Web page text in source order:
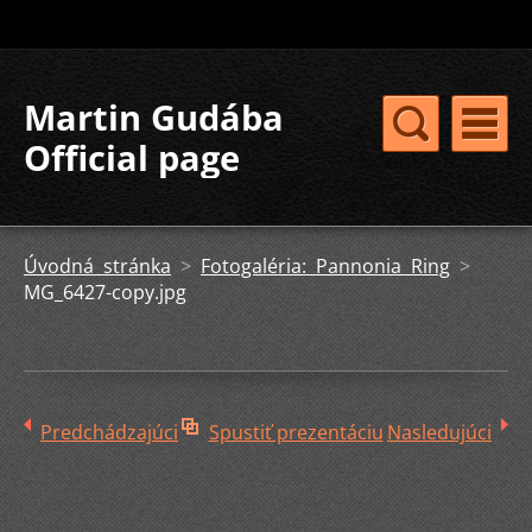
Martin Gudába
Official page
Úvodná stránka > Fotogaléria: Pannonia Ring >
MG_6427-copy.jpg
Predchádzajúci Spustiť prezentáciu Nasledujúci